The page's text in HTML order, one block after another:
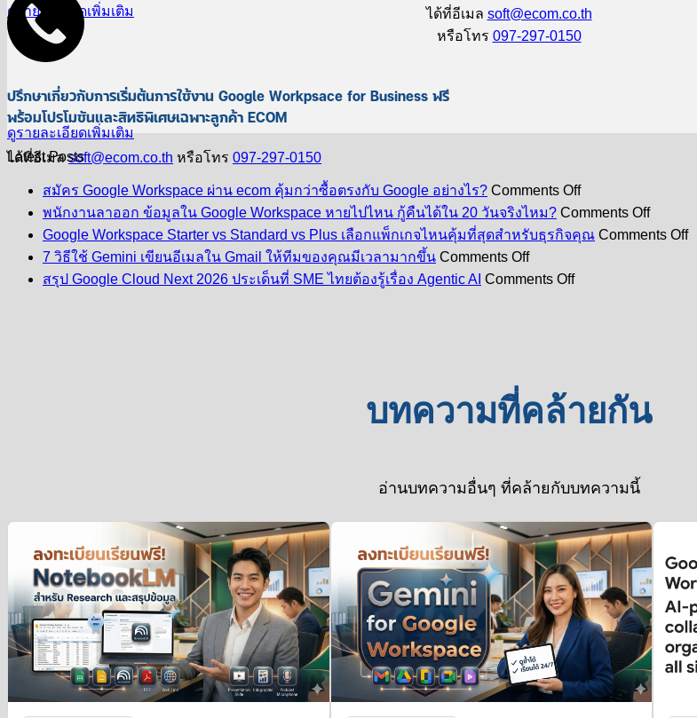
ได้ที่อีเมล soft@ecom.co.th
หรือโทร 097-297-0150
ดูรายละเอียดเพิ่มเติม
ปรึกษาเกี่ยวกับการเริ่มต้นการใช้งาน Google Workpsace for Business ฟรี
พร้อมโปรโมชันและสิทธิพิเศษเฉพาะลูกค้า ECOM
ได้ที่อีเมลsoft@ecom.co.th หรือโทร 097-297-0150
ดูรายละเอียดเพิ่มเติม
Latest Posts
สมัคร Google Workspace ผ่าน ecom คุ้มกว่าซื้อตรงกับ Google อย่างไร? Comments Offon
Workspace
Google
อย่างไร?
พนักงานลาออก ข้อมูลใน Google Workspace หายไปไหน กู้คืนได้ใน 20 วันจริงไหม? Comments Offon
พนักงาน
ไหน
20
วัน
จริง
ไหม?
Google Workspace Starter vs Standard vs Plus เลือกแพ็กเกจไหนคุ้มที่สุดสำหรับธุรกิจคุณ Comments Offon
7 วิธีใช้ Gemini เขียนอีเมลใน Gmail ให้ทีมของคุณมีเวลามากขึ้น Comments Offon
วิธี
Gmail
คุณ
มี
เวลา
มาก
ขึ้น
สรุป Google Cloud Next 2026 ประเด็นที่ SME ไทยต้องรู้เรื่อง Agentic AI Comments Offon
ที่
SME
รู้
Agentic
AI
บทความที่คล้ายกัน
อ่านบทความอื่นๆ ที่คล้ายกับบทความนี้